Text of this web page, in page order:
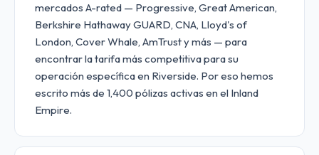
mercados A-rated — Progressive, Great American,
Berkshire Hathaway GUARD, CNA, Lloyd's of
London, Cover Whale, AmTrust y más — para
encontrar la tarifa más competitiva para su
operación específica en Riverside. Por eso hemos
escrito más de 1,400 pólizas activas en el Inland
Empire.